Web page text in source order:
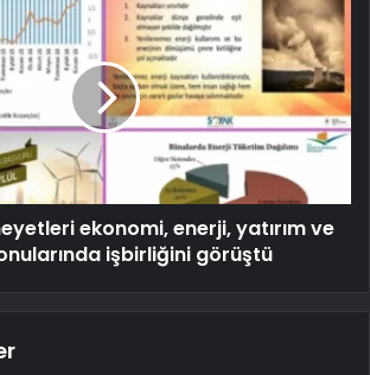
ekonomi, enerji, yatırım ve
işbirliğini görüştü